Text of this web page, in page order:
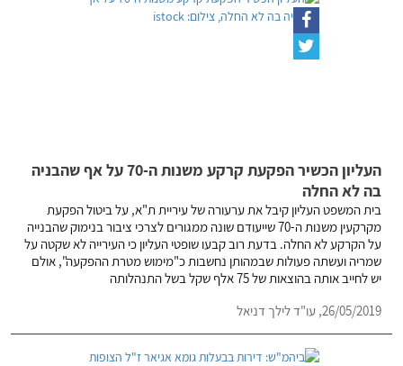
העליון הכשיר הפקעת קרקע משנות ה-70 על אף שהבניה
בה לא החלה
בית המשפט העליון קיבל את ערעורה של עיריית ת"א, על ביטול הפקעת
מקרקעין משנות ה-70 שייעודם שונה ממגורים לצרכי ציבור בנימוק שהבנייה
על הקרקע לא החלה. בדעת רוב קבעו שופטי העליון כי העירייה לא שקטה על
שמריה ועשתה פעולות שבמהותן נחשבות כ"מימוש מטרת ההפקעה", אולם
יש לחייב אותה בהוצאות של 75 אלף שקל בשל התנהלותה
26/05/2019, עו"ד לילך דניאל